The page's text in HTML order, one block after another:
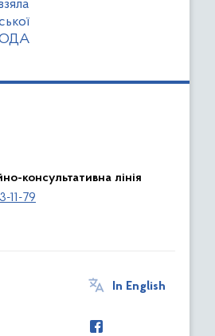
ОДА
консультативна лінія
11-79
In English